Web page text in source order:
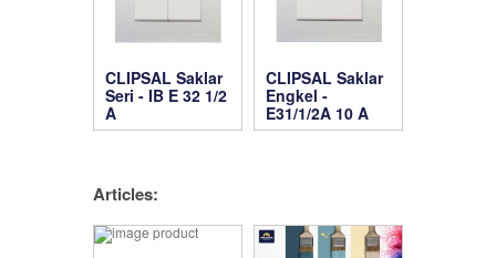
CLIPSAL Saklar
Seri - IB E 32 1/2
A
CLIPSAL Saklar
Engkel -
E31/1/2A 10 A
Articles: